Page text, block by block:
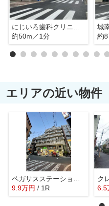
にじいろ歯科クリニック
約50m／1分
約
エリアの近い物件
9.9万円 / 1R
ク
6.5